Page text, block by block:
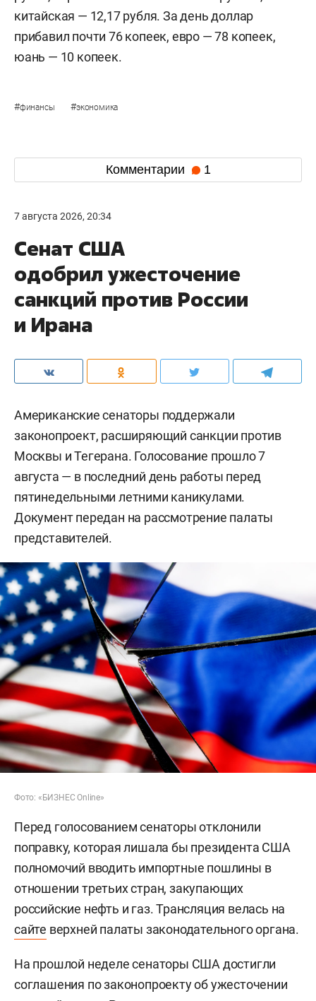
китайская — 12,17 рубля. За день доллар
прибавил почти 76 копеек, евро — 78 копеек,
юань — 10 копеек.
#финансы #экономика
Комментарии 1
7 августа 2026, 20:34
Сенат США
одобрил ужесточение
санкций против России
и Ирана
Американские сенаторы поддержали
законопроект, расширяющий санкции против
Москвы и Тегерана. Голосование прошло 7
августа — в последний день работы перед
пятинедельными летними каникулами.
Документ передан на рассмотрение палаты
представителей.
Фото: «БИЗНЕС Online»
Перед голосованием сенаторы отклонили
поправку, которая лишала бы президента США
полномочий вводить импортные пошлины в
отношении третьих стран, закупающих
российские нефть и газ. Трансляция велась на
сайте верхней палаты законодательного органа.
На прошлой неделе сенаторы США достигли
соглашения по законопроекту об ужесточении